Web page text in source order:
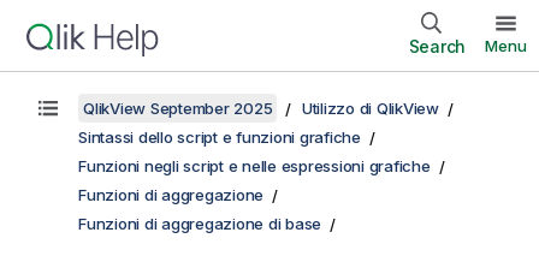
Search Menu
QlikView September 2025
Utilizzo di QlikView
Sintassi dello script e funzioni grafiche
Funzioni negli script e nelle espressioni grafiche
Funzioni di aggregazione
Funzioni di aggregazione di base